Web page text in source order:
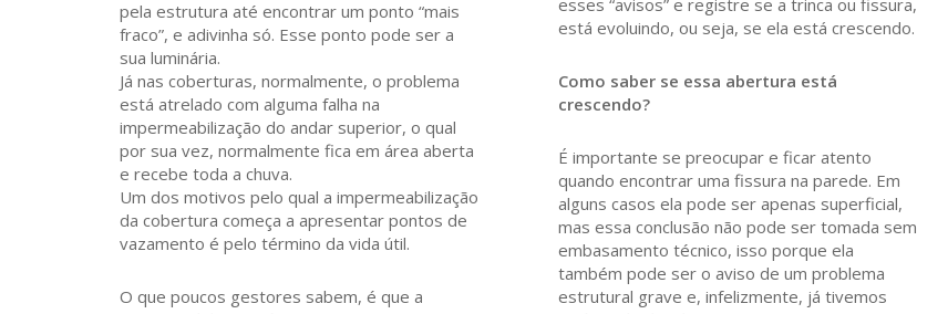
pela estrutura até encontrar um ponto “mais
fraco”, e adivinha só. Esse ponto pode ser a
sua luminária.
Já nas coberturas, normalmente, o problema
está atrelado com alguma falha na
impermeabilização do andar superior, o qual
por sua vez, normalmente fica em área aberta
e recebe toda a chuva.
Um dos motivos pelo qual a impermeabilização
da cobertura começa a apresentar pontos de
vazamento é pelo término da vida útil.
O que poucos gestores sabem, é que a
esses “avisos” e registre se a trinca ou fissura,
está evoluindo, ou seja, se ela está crescendo.
Como saber se essa abertura está
crescendo?
É importante se preocupar e ficar atento
quando encontrar uma fissura na parede. Em
alguns casos ela pode ser apenas superficial,
mas essa conclusão não pode ser tomada sem
embasamento técnico, isso porque ela
também pode ser o aviso de um problema
estrutural grave e, infelizmente, já tivemos